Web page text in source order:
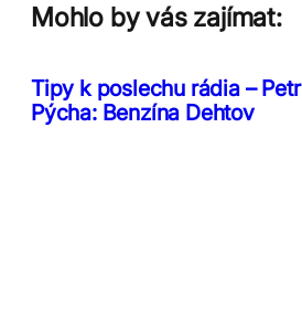
Mohlo by vás zajímat:
Tipy k poslechu rádia – Petr
Pýcha: Benzína Dehtov